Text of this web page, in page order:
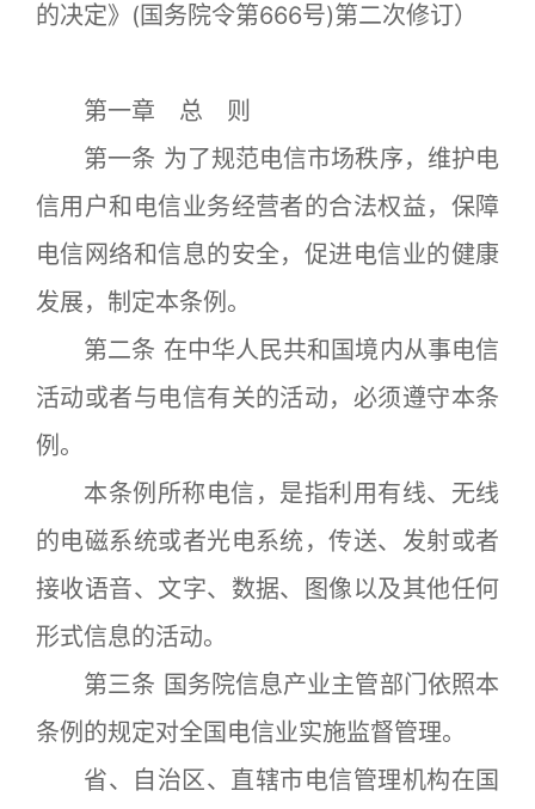
的决定》(国务院令第666号)第二次修订）
第一章 总 则
第一条 为了规范电信市场秩序，维护电
信用户和电信业务经营者的合法权益，保障
电信网络和信息的安全，促进电信业的健康
发展，制定本条例。
第二条 在中华人民共和国境内从事电信
活动或者与电信有关的活动，必须遵守本条
例。
本条例所称电信，是指利用有线、无线
的电磁系统或者光电系统，传送、发射或者
接收语音、文字、数据、图像以及其他任何
形式信息的活动。
第三条 国务院信息产业主管部门依照本
条例的规定对全国电信业实施监督管理。
省、自治区、直辖市电信管理机构在国